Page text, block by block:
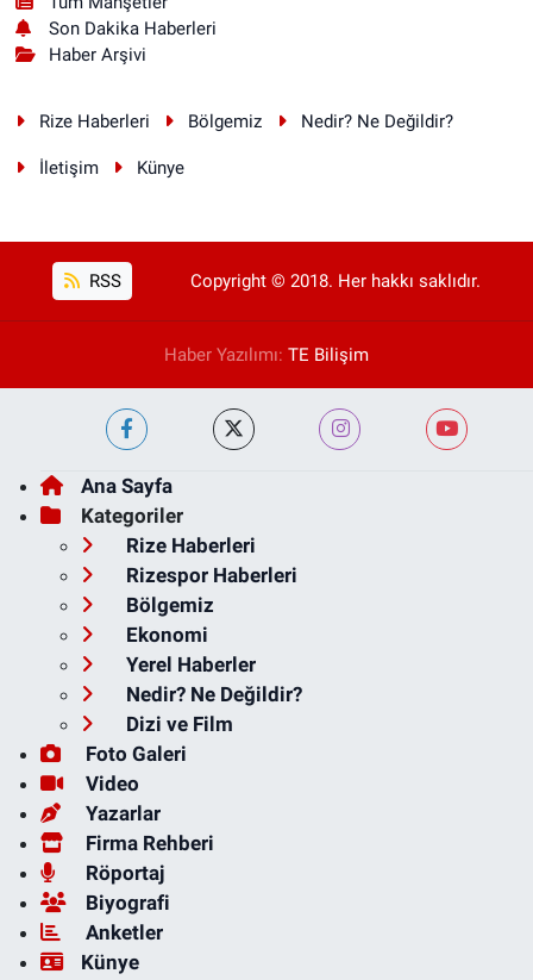
Son Dakika Haberleri
Haber Arşivi
Rize Haberleri Bölgemiz Nedir? Ne Değildir?
İletişim Künye
RSS Copyright © 2018. Her hakkı saklıdır.
Haber Yazılımı: TE Bilişim
Ana Sayfa
Kategoriler
Rize Haberleri
Rizespor Haberleri
Bölgemiz
Ekonomi
Yerel Haberler
Nedir? Ne Değildir?
Dizi ve Film
Foto Galeri
Video
Yazarlar
Firma Rehberi
Röportaj
Biyografi
Anketler
Künye